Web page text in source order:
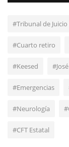
#Tribunal de Juicio
#Cuarto retiro
#Keesed
#Emergencias
#Neurología
#CFT Estatal